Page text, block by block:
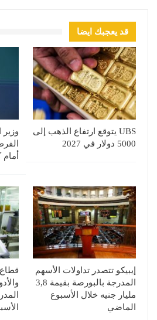
قد يعجبك ايضا
UBS يتوقع ارتفاع الذهب إلى
5000 دولار في 2027
إيبيكو تتصدر تداولات الأسهم
المدرجة بالبورصة بقيمة 3,8
مليار جنيه خلال الأسبوع
الماضي